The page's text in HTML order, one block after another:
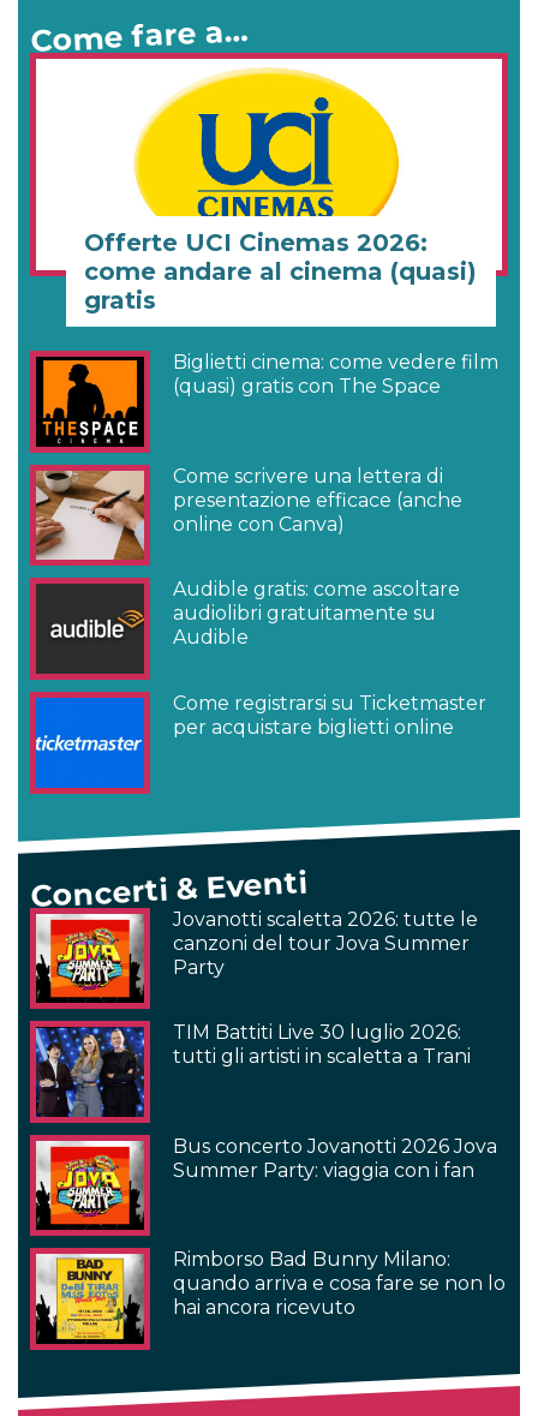
Come fare a…
Offerte UCI Cinemas 2026:
come andare al cinema (quasi)
gratis
Biglietti cinema: come vedere film
(quasi) gratis con The Space
Come scrivere una lettera di
presentazione efficace (anche
online con Canva)
Audible gratis: come ascoltare
audiolibri gratuitamente su
Audible
Come registrarsi su Ticketmaster
per acquistare biglietti online
Concerti & Eventi
Jovanotti scaletta 2026: tutte le
canzoni del tour Jova Summer
Party
TIM Battiti Live 30 luglio 2026:
tutti gli artisti in scaletta a Trani
Bus concerto Jovanotti 2026 Jova
Summer Party: viaggia con i fan
Rimborso Bad Bunny Milano:
quando arriva e cosa fare se non lo
hai ancora ricevuto